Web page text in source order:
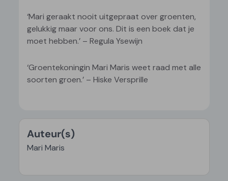
‘Mari geraakt nooit uitgepraat over groenten,
gelukkig maar voor ons. Dit is een boek dat je
moet hebben.’ – Regula Ysewijn
‘Groentekoningin Mari Maris weet raad met alle
soorten groen.’ – Hiske Versprille
Auteur(s)
Mari Maris